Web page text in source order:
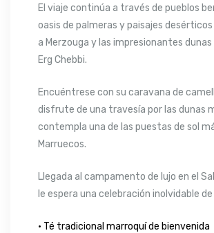
El viaje continúa a través de pueblos
oasis de palmeras y paisajes
a Merzouga y las impresionantes dunas
Erg Chebbi.
Encuéntrese con su caravana de
disfrute de una travesía por las dunas
contempla una de las puestas de sol
Marruecos.
Llegada al campamento de lujo en el
le espera una celebración inolvidable de
• Té tradicional marroquí de bienvenida